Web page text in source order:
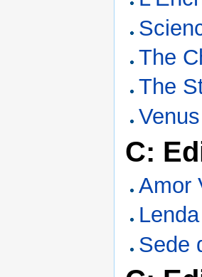
The
The
Venus
C:
Amor
Sede